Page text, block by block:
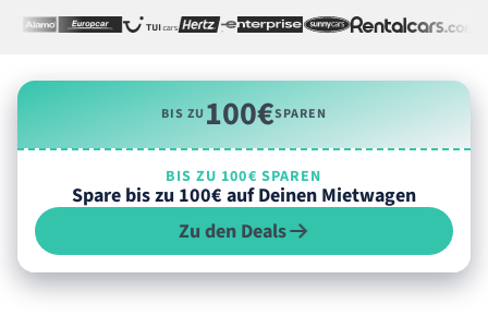
BIS ZU100€SPAREN
BIS ZU 100€ SPAREN
Spare bis zu 100€ auf Deinen Mietwagen
Zu den Deals